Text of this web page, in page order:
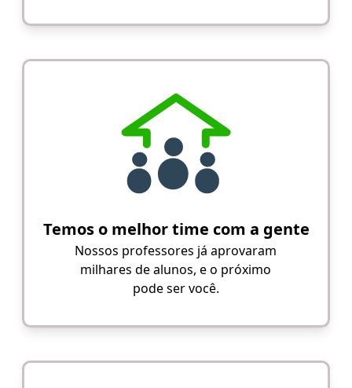
Temos o melhor time com a gente
Nossos professores já aprovaram
milhares de alunos, e o próximo
pode ser você.